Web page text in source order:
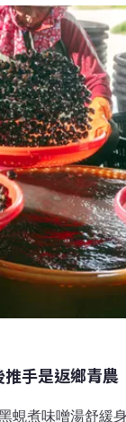
當我們得知國內
同時也在尋找適
要相當的堅持和
八掌溪畔的山丘
潺潺水流帶來氣
山上
手是返鄉青農
蜆煮味噌湯舒緩